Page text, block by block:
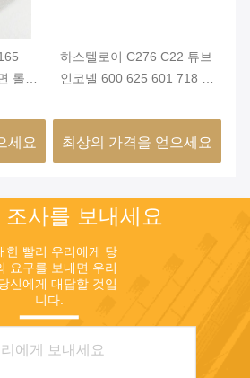
롤링
600
합금
세요
하스텔로이 C276 C22 튜브
인코넬 600 625 601 718 매
이프 모넬 400 K500 튜브
최상의 가격을 얻으세요
조사를 보내세요
한 빨리 우리에게 당
요구를 보내면 우리
신에게 대답할 것입
니다.